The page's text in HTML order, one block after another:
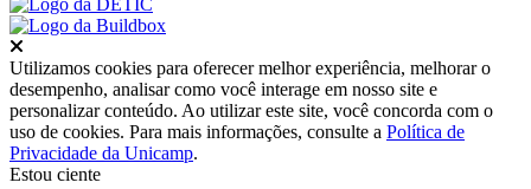
Utilizamos cookies para oferecer melhor experiência, melhorar o
desempenho, analisar como você interage em nosso site e
personalizar conteúdo. Ao utilizar este site, você concorda com o
uso de cookies. Para mais informações, consulte a Política de
Privacidade da Unicamp.
Estou ciente